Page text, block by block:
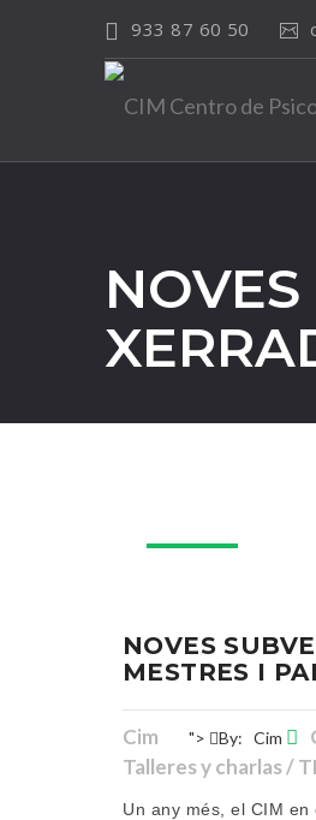
933 87 60 50
NOVES
MESTRES I
Cim "> By: Cim
Talleres y charlas /
Un any més, el CIM